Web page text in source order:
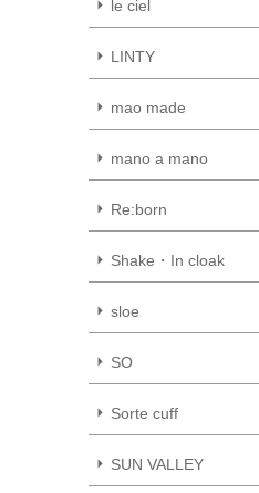
le ciel
LINTY
mao made
mano a mano
Re:born
Shake・In cloak
sloe
SO
Sorte cuff
SUN VALLEY